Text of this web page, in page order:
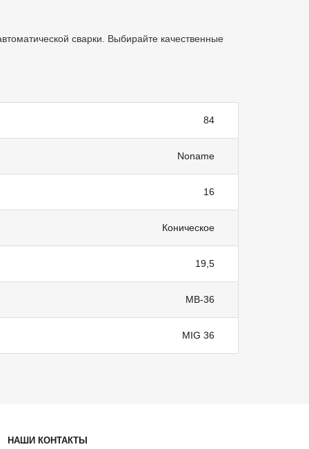
сварки. Выбирайте качественные
84
Noname
16
Коническое
19,5
MB-36
MIG 36
НАШИ КОНТАКТЫ